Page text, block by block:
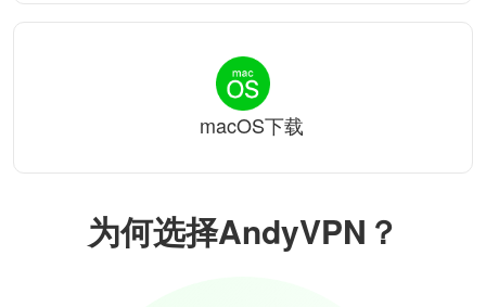
为何选择AndyVPN？
macOS下载